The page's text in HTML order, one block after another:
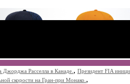
Джорджа Расселла в Канаде. , Президент FIA
скорости на Гран-при Монако. ,